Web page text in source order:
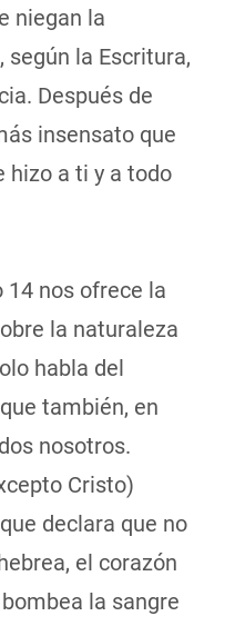
niegan la
según la Escritura,
Después de
insensato que
hizo a ti y a todo
14 nos ofrece la
la naturaleza
habla del
también, en
nosotros.
Cristo)
declara que no
el corazón
la sangre